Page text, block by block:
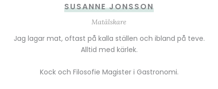
SUSANNE JONSSON
Matälskare
Jag lagar mat, oftast på kalla ställen och ibland på teve.
Alltid med kärlek.
Kock och Filosofie Magister i Gastronomi.